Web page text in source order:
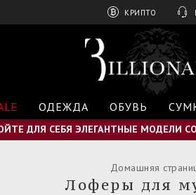
КРИПТО
ОДЕЖДА ОБУВЬ
ДЛЯ СЕБЯ ЭЛЕГАНТНЫЕ МОДЕЛИ СО
Домашняя
Лоферы для